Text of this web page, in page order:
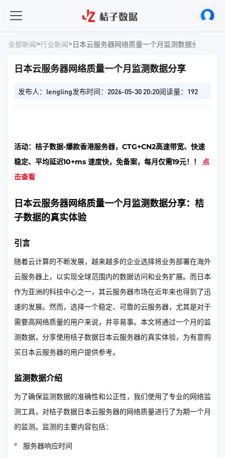
全部新闻>行业新闻>日本云服务器网络质量一个月监测数据分享
日本云服务器网络质量一个月监测数据分享
发布人：lengling发布时间：2026-05-30 20:20阅读量：192
活动：桔子数据-爆款香港服务器，CTG+CN2高速带宽、快速
稳定、平均延迟10+ms 速度快，免备案，每月仅需19元！！ 点
击查看
日本云服务器网络质量一个月监测数据分享：桔
子数据的真实体验
引言
随着云计算的不断发展，越来越多的企业选择将业务部署在海外
云服务器上，以实现全球范围内的数据访问和业务扩展。而日本
作为亚洲的科技中心之一，其云服务器市场在近年来也得到了迅
速的发展。然而，选择一个稳定、可靠的云服务器，尤其是对于
需要高网络质量的用户来说，并非易事。本文将通过一个月的监
测数据，分享使用桔子数据日本云服务器的真实体验，为有意购
买日本云服务器的用户提供参考。
监测数据介绍
为了确保监测数据的准确性和公正性，我们使用了专业的网络监
测工具，对桔子数据日本云服务器的网络质量进行了为期一个月
的监测。监测的主要内容包括：
服务器响应时间